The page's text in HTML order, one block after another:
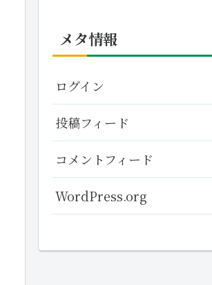
メタ情報
ログイン
投稿フィード
コメントフィード
WordPress.org